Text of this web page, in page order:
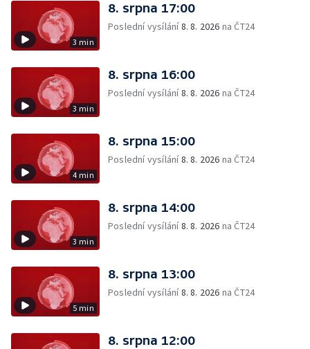
3 min
8. srpna 17:00
Poslední vysílání8. 8. 2026 na ČT24
3 min
8. srpna 16:00
Poslední vysílání8. 8. 2026 na ČT24
4 min
8. srpna 15:00
Poslední vysílání8. 8. 2026 na ČT24
3 min
8. srpna 14:00
Poslední vysílání8. 8. 2026 na ČT24
5 min
8. srpna 13:00
Poslední vysílání8. 8. 2026 na ČT24
8. srpna 12:00